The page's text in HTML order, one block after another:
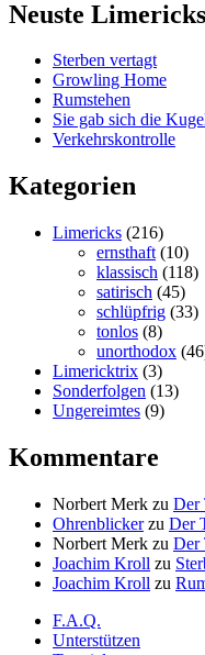
Neuste Limericks
Sterben vertagt
Growling Home
Rumstehen
Sie gab sich die
Verkehrskontrolle
Kategorien
Limericks (216)
ernsthaft (10)
klassisch (118)
satirisch (45)
schlüpfrig (33)
tonlos (8)
unorthodox
Limericktrix (3)
Sonderfolgen (13)
Ungereimtes (9)
Kommentare
Norbert Merk zu Der
Ohrenblickerzu Der
Norbert Merk zu Der
Joachim Kroll zu
Joachim Kroll zu
F.A.Q.
Unterstützen